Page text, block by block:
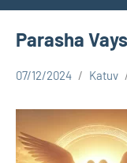
Parasha
07/12/2024 Katuv